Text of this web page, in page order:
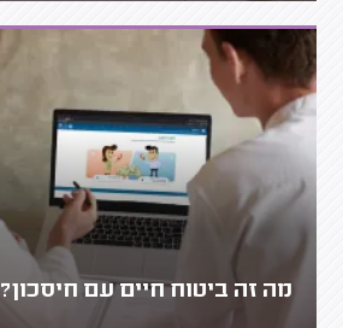
מה זה ביטוח חיים עם חיסכון?